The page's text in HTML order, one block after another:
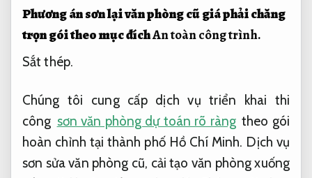
Phương án sơn lại văn phòng cũ giá phải chăng
trọn gói theo mục đíchAn toàn công trình.
Sắt thép.
Chúng tôi cung cấp dịch vụ triển khai thi
công sơn văn phòng dự toán rõ ràng theo gói
hoàn chỉnh tại thành phố Hồ Chí Minh. Dịch vụ
sơn sửa văn phòng cũ, cải tạo văn phòng xuống